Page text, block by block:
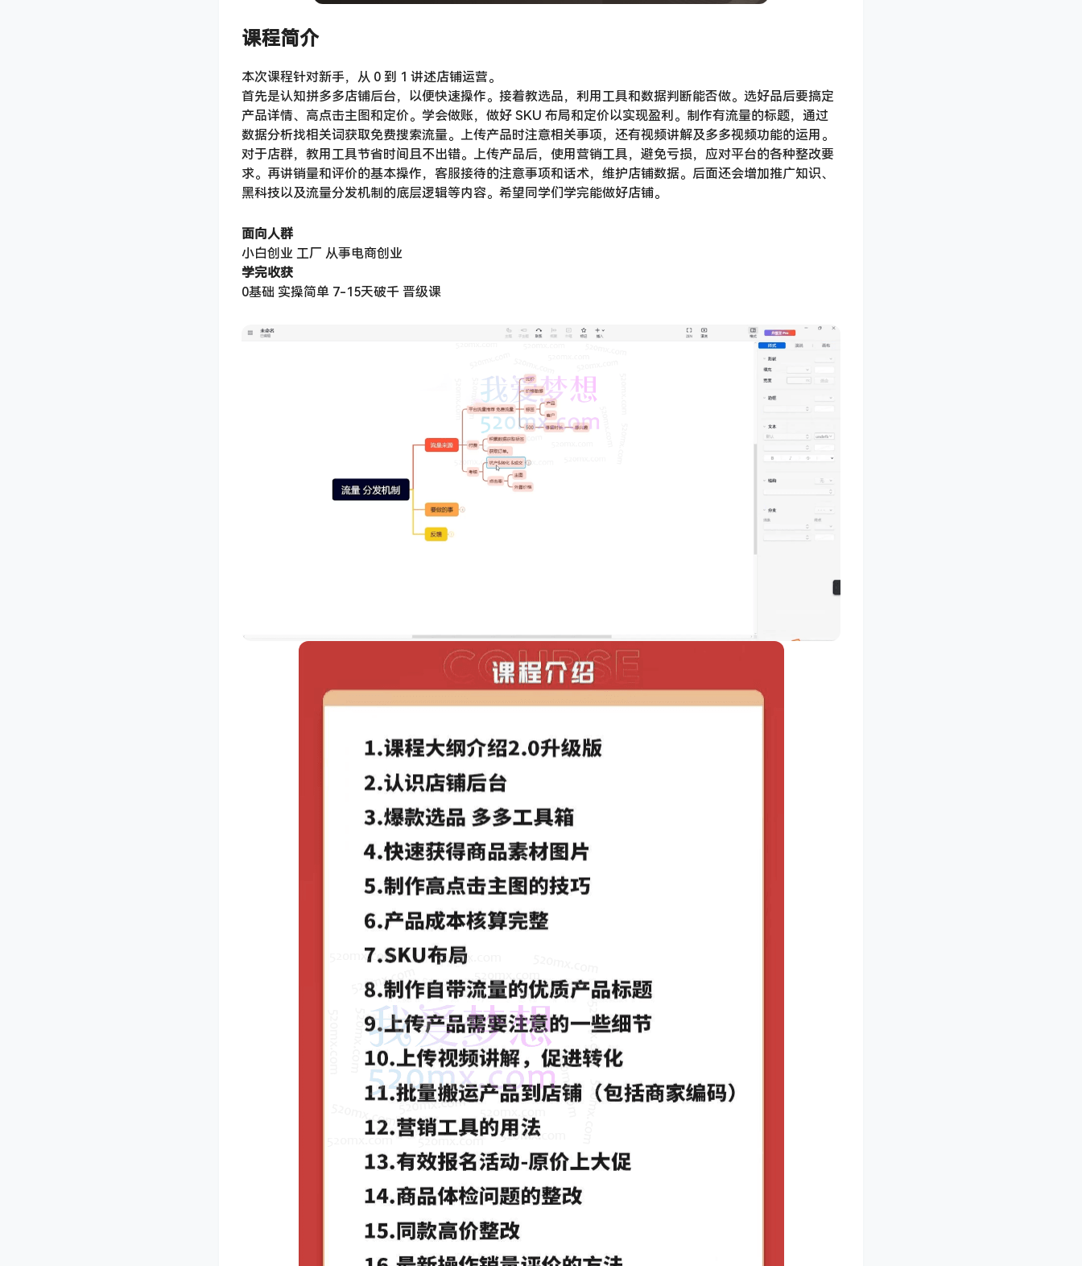
课程简介
本次课程针对新手，从 0 到 1 讲述店铺运营。
首先是认知拼多多店铺后台，以便快速操作。接着教选品，利用工具和数据判断能否做。选好品后要搞定
产品详情、高点击主图和定价。学会做账，做好 SKU 布局和定价以实现盈利。制作有流量的标题，通过
数据分析找相关词获取免费搜索流量。上传产品时注意相关事项，还有视频讲解及多多视频功能的运用。
对于店群，教用工具节省时间且不出错。上传产品后，使用营销工具，避免亏损，应对平台的各种整改要
求。再讲销量和评价的基本操作，客服接待的注意事项和话术，维护店铺数据。后面还会增加推广知识、
黑科技以及流量分发机制的底层逻辑等内容。希望同学们学完能做好店铺。
面向人群
小白创业 工厂 从事电商创业
学完收获
0基础 实操简单 7-15天破千 晋级课